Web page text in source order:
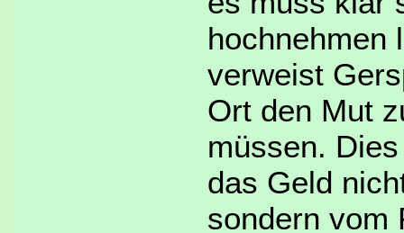
hochnehmen
verweist
Ort den Mut
müssen.
das Geld
sondern vom